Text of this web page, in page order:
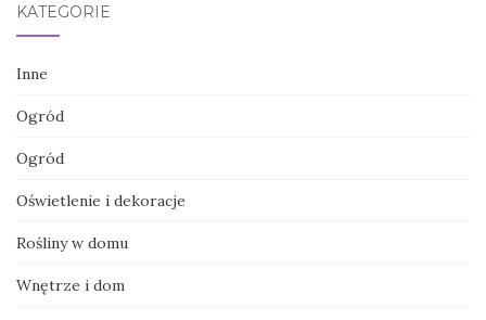
KATEGORIE
Inne
Ogród
Ogród
Oświetlenie i dekoracje
Rośliny w domu
Wnętrze i dom